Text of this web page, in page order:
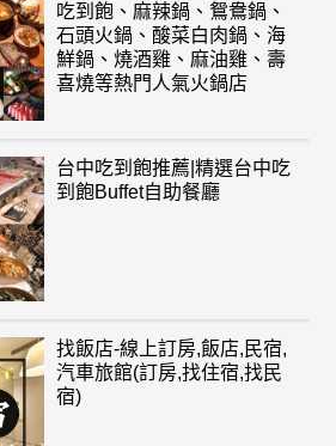
吃到飽、麻辣鍋、鴛鴦鍋、
石頭火鍋、酸菜白肉鍋、海
鮮鍋、燒酒雞、麻油雞、壽
喜燒等熱門人氣火鍋店
台中吃到飽推薦|精選台中吃
到飽Buffet自助餐廳
找飯店-線上訂房,飯店,民宿,
汽車旅館(訂房,找住宿,找民
宿)